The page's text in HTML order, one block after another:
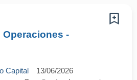
-
Capital 13/06/2026